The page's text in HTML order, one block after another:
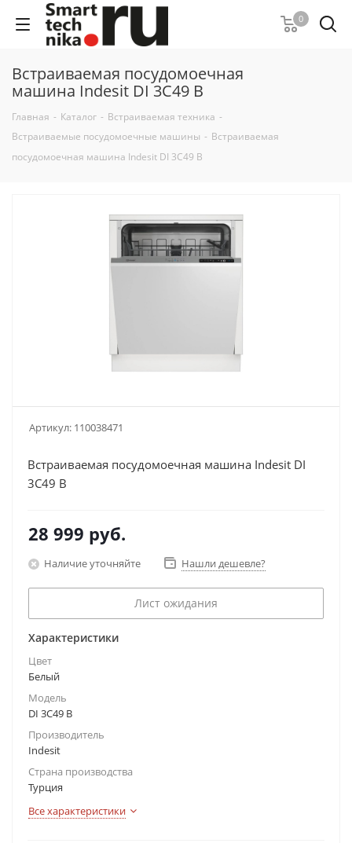
0
Встраиваемая посудомоечная
машина Indesit DI 3C49 B
Главная - Каталог - Встраиваемая техника -
Встраиваемые посудомоечные машины - Встраиваемая
посудомоечная машина Indesit DI 3C49 B
Артикул: 110038471
Встраиваемая посудомоечная машина Indesit DI
3C49 B
28 999 руб.
Наличие уточняйте Нашли дешевле?
Лист ожидания
Характеристики
Цвет
Белый
Модель
DI 3C49 B
Производитель
Indesit
Страна производства
Турция
Все характеристики